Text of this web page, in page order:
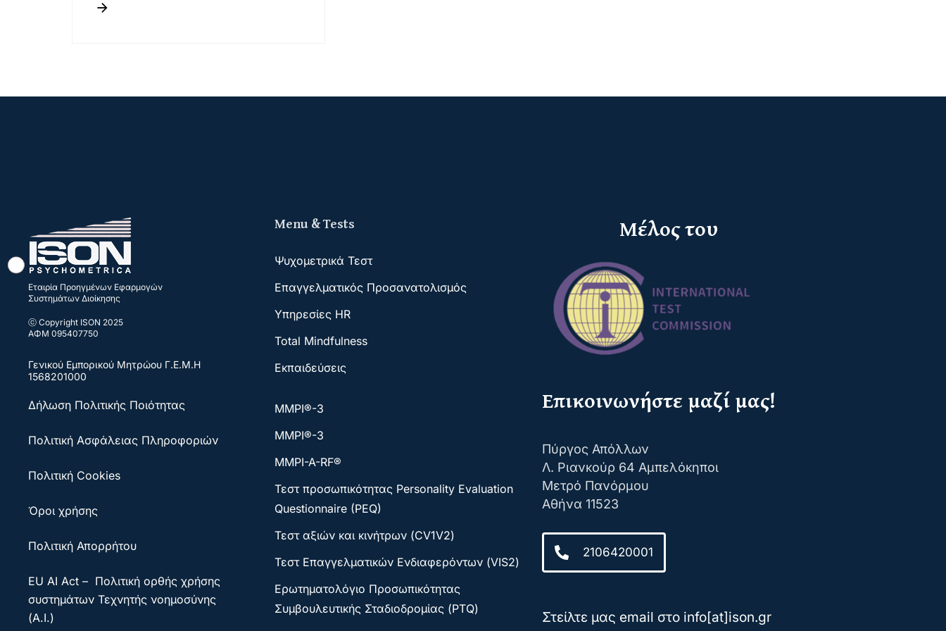
Εταιρία Προηγμένων Εφαρμογών
Συστημάτων Διοίκησης
ⓒ Copyright ISON 2025
ΑΦΜ 095407750
Γενικού Εμπορικού Μητρώου Γ.Ε.Μ.Η
1568201000
Δήλωση Πολιτικής Ποιότητας
Πολιτική Ασφάλειας Πληροφοριών
Πολιτική Cookies
Όροι χρήσης
Πολιτική Απορρήτου
EU AI Act – Πολιτική ορθής χρήσης
συστημάτων Τεχνητής νοημοσύνης
(A.I.)
Menu & Tests
Ψυχομετρικά Τεστ
Επαγγελματικός Προσανατολισμός
Υπηρεσίες HR
Total Mindfulness
Εκπαιδεύσεις
ΜΜΡΙ®-3
ΜΜΡΙ®-3
MMPI-A-RF®
Τεστ προσωπικότητας Personality Evaluation
Questionnaire (PEQ)
Τεστ αξιών και κινήτρων (CV1V2)
Τεστ Επαγγελματικών Ενδιαφερόντων (VIS2)
Ερωτηματολόγιο Προσωπικότητας
Συμβουλευτικής Σταδιοδρομίας (PTQ)
Μέλος του
Επικοινωνήστε μαζί μας!
Πύργος Απόλλων
Λ. Ριανκούρ 64 Αμπελόκηποι
Μετρό Πανόρμου
Αθήνα 11523
2106420001
Στείλτε μας email στο info[at]ison.gr